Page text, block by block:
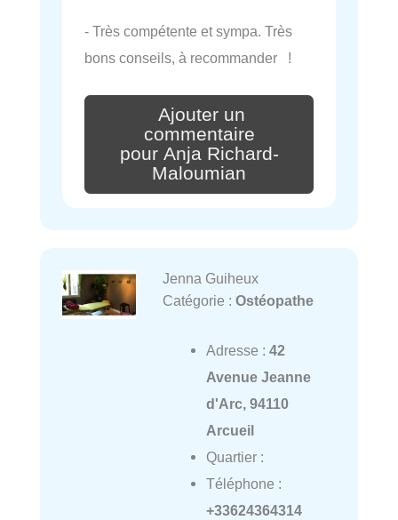
- Très compétente et sympa. Très
bons conseils, à recommander !
Ajouter un
commentaire
pour Anja Richard-
Maloumian
Jenna Guiheux
Catégorie : Ostéopathe
Adresse : 42
Avenue Jeanne
d'Arc, 94110
Arcueil
Quartier :
Téléphone :
+33624364314